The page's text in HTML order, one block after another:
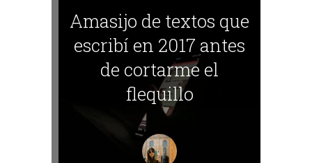
Amasijo de textos que
escribí en 2017 antes
de cortarme el
flequillo